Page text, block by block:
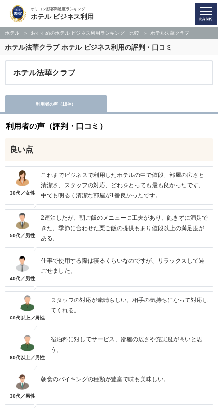
オリコン顧客満足度ランキング
ホテル ビジネス利用
ホテル おすすめのホテル ビジネス利用ランキング・比較 ホテル法華クラブ
ホテル法華クラブホテル ビジネス利用の評判・口コミ
ホテル法華クラブ
利用者の声（18件）
利用者の声（評判・口コミ）
良い点
30代／女性
これまでビジネスで利用したホテルの中で値段、部屋の広さと
清潔さ、スタッフの対応、どれをとっても最も良かったです。
中でも明るく清潔な部屋が1番良かったです。
50代／男性
2連泊したが、朝ご飯のメニューに工夫があり、飽きずに満足で
きた。季節に合わせた栗ご飯の提供もあり値段以上の満足度が
ある。
40代／男性
仕事で使用する際は寝るくらいなのですが、リラックスして過
ごせました。
60代以上／男性
スタッフの対応が素晴らしい。相手の気持ちになって対応し
てくれる。
60代以上／男性
宿泊料に対してサービス、部屋の広さや充実度が高いと思
う。
30代／男性
朝食のバイキングの種類が豊富で味も美味しい。